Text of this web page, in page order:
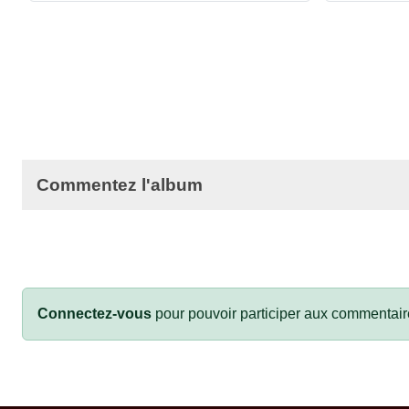
Commentez l'album
Connectez-vous pour pouvoir participer aux